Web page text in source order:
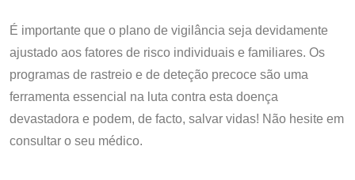
É importante que o plano de vigilância seja devidamente
ajustado aos fatores de risco individuais e familiares. Os
programas de rastreio e de deteção precoce são uma
ferramenta essencial na luta contra esta doença
devastadora e podem, de facto, salvar vidas! Não hesite em
consultar o seu médico.